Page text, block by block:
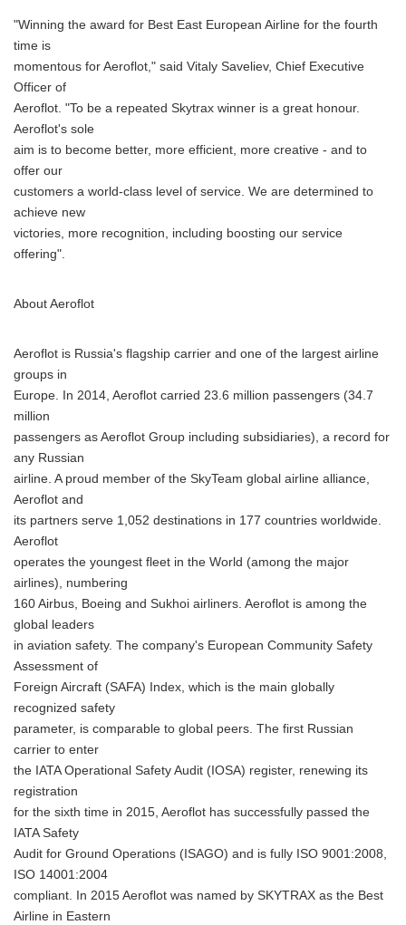
"Winning the award for Best East European Airline for the fourth
time is
momentous for Aeroflot," said Vitaly Saveliev, Chief Executive
Officer of
Aeroflot. "To be a repeated Skytrax winner is a great honour.
Aeroflot's sole
aim is to become better, more efficient, more creative - and to
offer our
customers a world-class level of service. We are determined to
achieve new
victories, more recognition, including boosting our service
offering".
About Aeroflot
Aeroflot is Russia's flagship carrier and one of the largest airline
groups in
Europe. In 2014, Aeroflot carried 23.6 million passengers (34.7
million
passengers as Aeroflot Group including subsidiaries), a record for
any Russian
airline. A proud member of the SkyTeam global airline alliance,
Aeroflot and
its partners serve 1,052 destinations in 177 countries worldwide.
Aeroflot
operates the youngest fleet in the World (among the major
airlines), numbering
160 Airbus, Boeing and Sukhoi airliners. Aeroflot is among the
global leaders
in aviation safety. The company's European Community Safety
Assessment of
Foreign Aircraft (SAFA) Index, which is the main globally
recognized safety
parameter, is comparable to global peers. The first Russian
carrier to enter
the IATA Operational Safety Audit (IOSA) register, renewing its
registration
for the sixth time in 2015, Aeroflot has successfully passed the
IATA Safety
Audit for Ground Operations (ISAGO) and is fully ISO 9001:2008,
ISO 14001:2004
compliant. In 2015 Aeroflot was named by SKYTRAX as the Best
Airline in Eastern